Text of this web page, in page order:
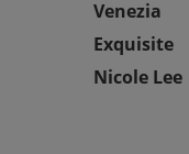
Venezia
Exquisite
Nicole Lee